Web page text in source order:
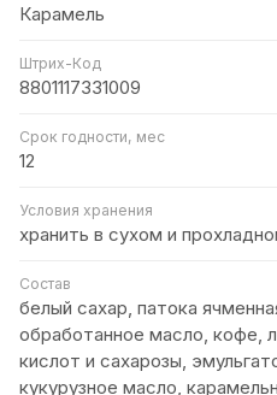
Карамель
Штрих-Код
8801117331009
Срок годности, мес
12
Условия хранения
хранить в сухом и
Состав
белый сахар, патока
обработанное масло, кофе,
кислот и сахарозы,
кукурузное масло,